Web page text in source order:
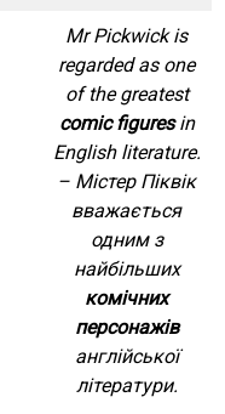
Mr Pickwick is
regarded as one
of the greatest
comic figuresin
English literature.
– Містер Піквік
вважається
одним з
найбільших
комічних
персонажів
англійської
літератури.